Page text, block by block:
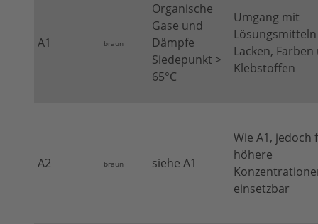
A1 braun
Organische
Gase und
Dämpfe
Siedepunkt >
65°C
Umgang mit
Lacken,
Klebstoffen
A2 braun siehe A1
Wie A1, jedoch
höhere
einsetzbar